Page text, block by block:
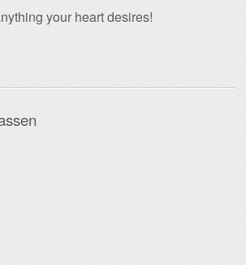
your heart desires!